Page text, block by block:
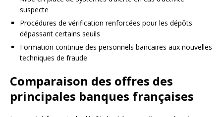
suspecte
Procédures de vérification renforcées pour les dépôts
dépassant certains seuils
Formation continue des personnels bancaires aux nouvelles
techniques de fraude
Comparaison des offres des
principales banques françaises